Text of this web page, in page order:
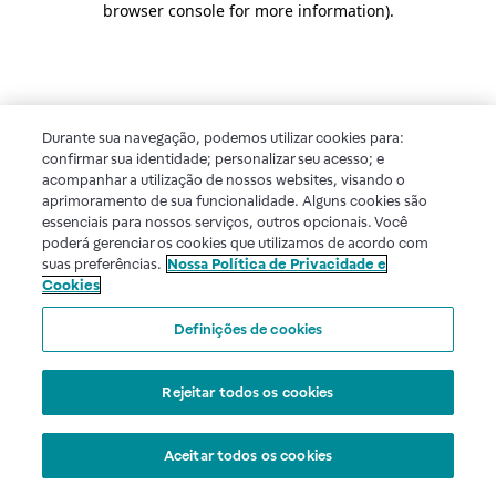
browser console for more information).
Durante sua navegação, podemos utilizar cookies para:
confirmar sua identidade; personalizar seu acesso; e
acompanhar a utilização de nossos websites, visando o
aprimoramento de sua funcionalidade. Alguns cookies são
essenciais para nossos serviços, outros opcionais. Você
poderá gerenciar os cookies que utilizamos de acordo com
suas preferências. Nossa Política de Privacidade e
Cookies
Definições de cookies
Rejeitar todos os cookies
Aceitar todos os cookies